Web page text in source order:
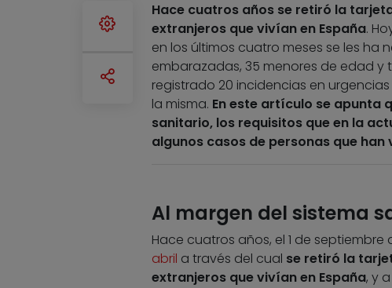
Hace cuatros años se retiró la
extranjeros que vivían en España.
en los últimos cuatro meses se les ha
embarazadas, 35 menores de edad y
registrado 20 incidencias en
la misma. En este artículo se apunta
sanitario, los requisitos que en la
algunos casos de personas que
Al margen del sistema
Hace cuatros años, el 1 de septiembre
abril a través del cual se retiró la
extranjeros que vivían en España, y